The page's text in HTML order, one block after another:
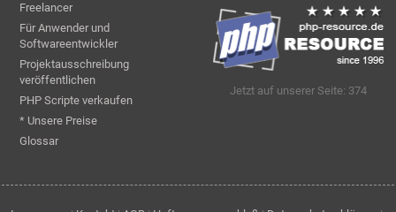
Freelancer
Für Anwender und
Softwareentwickler
Projektausschreibung
veröffentlichen
PHP Scripte verkaufen
* Unsere Preise
Glossar
Jetzt auf unserer Seite: 374